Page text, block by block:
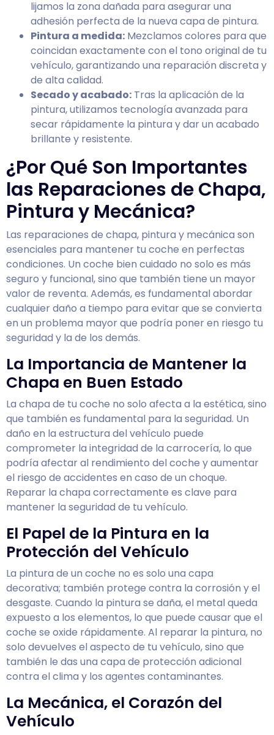
lijamos la zona dañada para asegurar una
adhesión perfecta de la nueva capa de pintura.
Pintura a medida: Mezclamos colores para que
coincidan exactamente con el tono original de tu
vehículo, garantizando una reparación discreta y
de alta calidad.
Secado y acabado: Tras la aplicación de la
pintura, utilizamos tecnología avanzada para
secar rápidamente la pintura y dar un acabado
brillante y resistente.
¿Por Qué Son Importantes
las Reparaciones de Chapa,
Pintura y Mecánica?
Las reparaciones de chapa, pintura y mecánica son
esenciales para mantener tu coche en perfectas
condiciones. Un coche bien cuidado no solo es más
seguro y funcional, sino que también tiene un mayor
valor de reventa. Además, es fundamental abordar
cualquier daño a tiempo para evitar que se convierta
en un problema mayor que podría poner en riesgo tu
seguridad y la de los demás.
La Importancia de Mantener la
Chapa en Buen Estado
La chapa de tu coche no solo afecta a la estética, sino
que también es fundamental para la seguridad. Un
daño en la estructura del vehículo puede
comprometer la integridad de la carrocería, lo que
podría afectar al rendimiento del coche y aumentar
el riesgo de accidentes en caso de un choque.
Reparar la chapa correctamente es clave para
mantener la seguridad de tu vehículo.
El Papel de la Pintura en la
Protección del Vehículo
La pintura de un coche no es solo una capa
decorativa; también protege contra la corrosión y el
desgaste. Cuando la pintura se daña, el metal queda
expuesto a los elementos, lo que puede causar que el
coche se oxide rápidamente. Al reparar la pintura, no
solo devuelves el aspecto de tu vehículo, sino que
también le das una capa de protección adicional
contra el clima y los agentes contaminantes.
La Mecánica, el Corazón del
Vehículo